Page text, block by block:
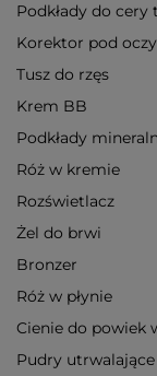
Podkłady do cery
Korektor pod oczy
Tusz do rzęs
Krem BB
Podkłady
Róż w kremie
Rozświetlacz
Żel do brwi
Bronzer
Róż w płynie
Cienie do powiek
Pudry utrwalające